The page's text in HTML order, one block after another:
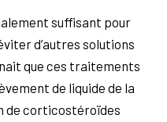
suffisant pour
d’autres solutions
que ces traitements
de liquide de la
de corticostéroïdes